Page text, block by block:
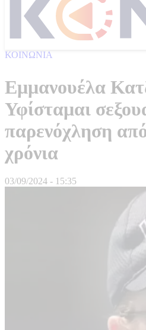
ΚΟΙΝΩΝΙΑ
Εμμανουέλα
Υφίσταμαι
παρενόχληση
χρόνια
03/09/2024 - 15:35